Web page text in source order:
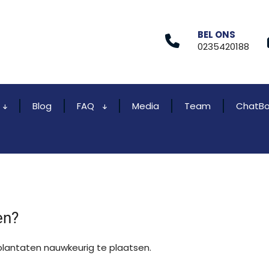
BEL ONS
0235420188
Blog FAQ Media Team
nauwkeurig te plaatsen.